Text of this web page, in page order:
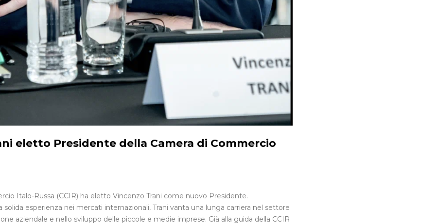
eletto Presidente della Camera di Commercio
Italo-Russa (CCIR) ha eletto Vincenzo Trani come nuovo Presidente.
esperienza nei mercati internazionali, Trani vanta una lunga carriera nel settore
aziendale e nello sviluppo delle piccole e medie imprese. Già alla guida della CCIR